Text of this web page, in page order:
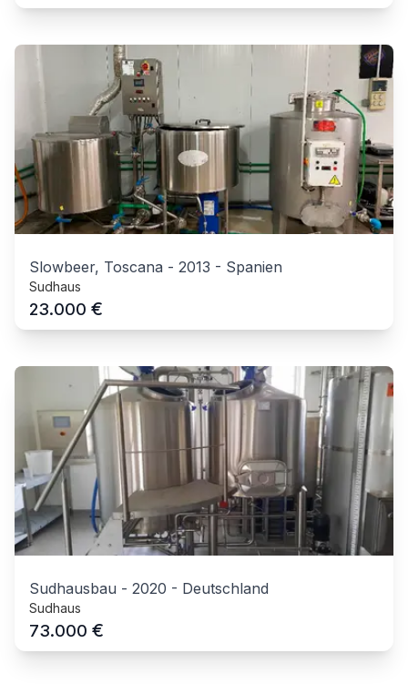
Slowbeer, Toscana - 2013 - Spanien
Sudhaus
23.000 €
Sudhausbau - 2020 - Deutschland
Sudhaus
73.000 €